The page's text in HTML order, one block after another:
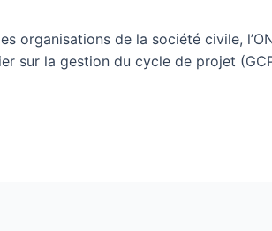
organisations de la société civile,
sur la gestion du cycle de projet